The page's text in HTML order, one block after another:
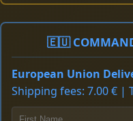
🇪🇺
European Union
Shipping fees: 7.00 € |